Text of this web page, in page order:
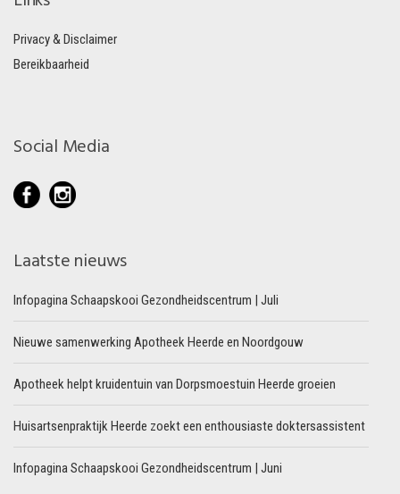
Privacy & Disclaimer
Bereikbaarheid
Social Media
Laatste nieuws
Infopagina Schaapskooi Gezondheidscentrum | Juli
Nieuwe samenwerking Apotheek Heerde en Noordgouw
Apotheek helpt kruidentuin van Dorpsmoestuin Heerde groeien
Huisartsenpraktijk Heerde zoekt een enthousiaste doktersassistent
Infopagina Schaapskooi Gezondheidscentrum | Juni